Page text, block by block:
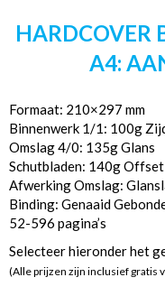
HARDCOVER
A4:
Formaat: 210×297 mm
Binnenwerk 1/1: 100g
Omslag 4/0: 135g Glans
Schutbladen: 140g Offset
Afwerking Omslag:
Binding: Genaaid
52-596 pagina’s
Selecteer hieronder het
(Alle prijzen zijn inclusief gratis